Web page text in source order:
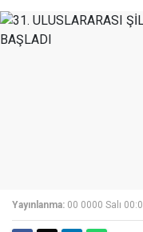
Yayınlanma: 00 0000 Salı